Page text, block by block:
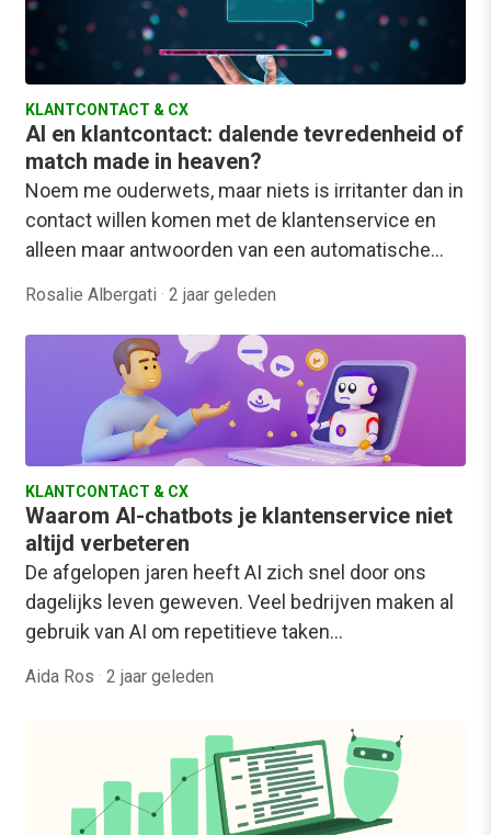
KLANTCONTACT & CX
AI en klantcontact: dalende tevredenheid of
match made in heaven?
Noem me ouderwets, maar niets is irritanter dan in
contact willen komen met de klantenservice en
alleen maar antwoorden van een automatische…
Rosalie Albergati · 2 jaar geleden
KLANTCONTACT & CX
Waarom AI-chatbots je klantenservice niet
altijd verbeteren
De afgelopen jaren heeft AI zich snel door ons
dagelijks leven geweven. Veel bedrijven maken al
gebruik van AI om repetitieve taken…
Aida Ros · 2 jaar geleden